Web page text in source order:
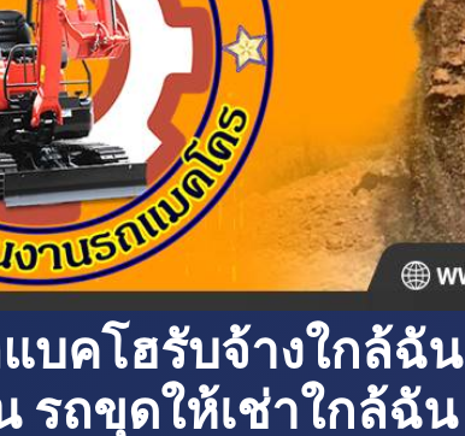
บคโฮรับจ้างใกล้ฉัน
รถขุดให้เช่าใกล้ฉัน